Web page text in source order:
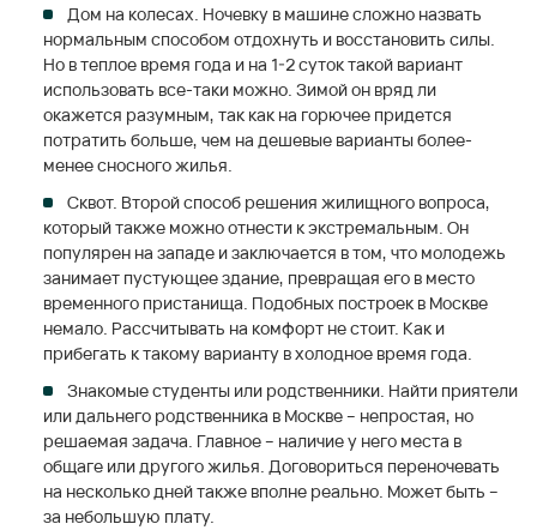
Дом на колесах. Ночевку в машине сложно назвать
нормальным способом отдохнуть и восстановить силы.
Но в теплое время года и на 1-2 суток такой вариант
использовать все-таки можно. Зимой он вряд ли
окажется разумным, так как на горючее придется
потратить больше, чем на дешевые варианты более-
менее сносного жилья.
Сквот. Второй способ решения жилищного вопроса,
который также можно отнести к экстремальным. Он
популярен на западе и заключается в том, что молодежь
занимает пустующее здание, превращая его в место
временного пристанища. Подобных построек в Москве
немало. Рассчитывать на комфорт не стоит. Как и
прибегать к такому варианту в холодное время года.
Знакомые студенты или родственники. Найти приятели
или дальнего родственника в Москве – непростая, но
решаемая задача. Главное – наличие у него места в
общаге или другого жилья. Договориться переночевать
на несколько дней также вполне реально. Может быть –
за небольшую плату.